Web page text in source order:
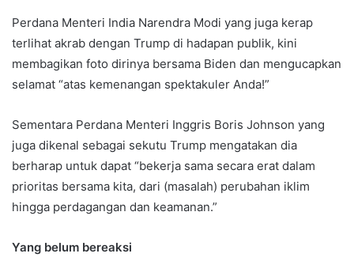
Perdana Menteri India Narendra Modi yang juga kerap
terlihat akrab dengan Trump di hadapan publik, kini
membagikan foto dirinya bersama Biden dan mengucapkan
selamat “atas kemenangan spektakuler Anda!”
Sementara Perdana Menteri Inggris Boris Johnson yang
juga dikenal sebagai sekutu Trump mengatakan dia
berharap untuk dapat “bekerja sama secara erat dalam
prioritas bersama kita, dari (masalah) perubahan iklim
hingga perdagangan dan keamanan.”
Yang belum bereaksi